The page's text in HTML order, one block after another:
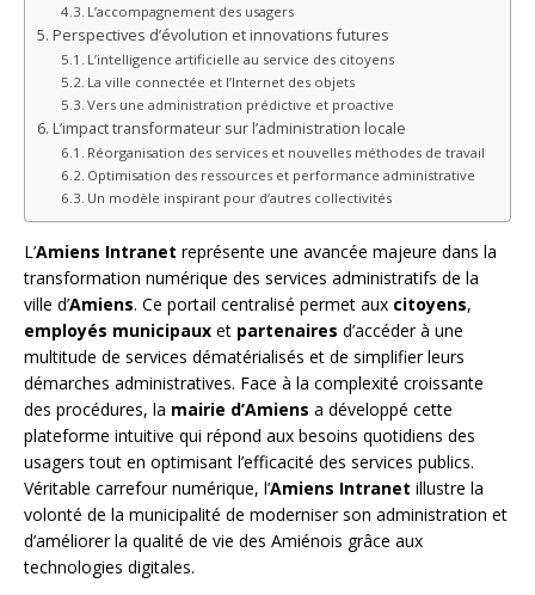
L’accompagnement des usagers
Perspectives d’évolution et innovations futures
L’intelligence artificielle au service des citoyens
La ville connectée et l’Internet des objets
Vers une administration prédictive et proactive
L’impact transformateur sur l’administration locale
Réorganisation des services et nouvelles méthodes de travail
Optimisation des ressources et performance administrative
Un modèle inspirant pour d’autres collectivités
L’Amiens Intranet représente une avancée majeure dans la
transformation numérique des services administratifs de la
ville d’Amiens. Ce portail centralisé permet aux citoyens,
employés municipaux et partenaires d’accéder à une
multitude de services dématérialisés et de simplifier leurs
démarches administratives. Face à la complexité croissante
des procédures, la mairie d’Amiens a développé cette
plateforme intuitive qui répond aux besoins quotidiens des
usagers tout en optimisant l’efficacité des services publics.
Véritable carrefour numérique, l’Amiens Intranet illustre la
volonté de la municipalité de moderniser son administration et
d’améliorer la qualité de vie des Amiénois grâce aux
technologies digitales.